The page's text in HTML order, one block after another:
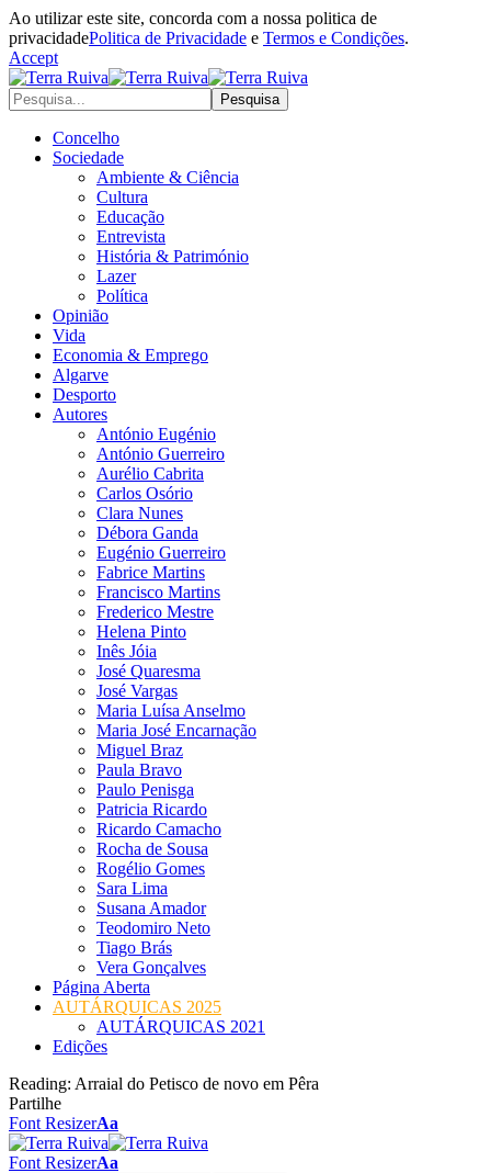
Ao utilizar este site, concorda com a nossa politica de
privacidadePolitica de Privacidade e Termos e Condições.
Accept
Concelho
Sociedade
Ambiente & Ciência
Cultura
Educação
Entrevista
História & Património
Lazer
Política
Opinião
Vida
Economia & Emprego
Algarve
Desporto
Autores
António Eugénio
António Guerreiro
Aurélio Cabrita
Carlos Osório
Clara Nunes
Débora Ganda
Eugénio Guerreiro
Fabrice Martins
Francisco Martins
Frederico Mestre
Helena Pinto
Inês Jóia
José Quaresma
José Vargas
Maria Luísa Anselmo
Maria José Encarnação
Miguel Braz
Paula Bravo
Paulo Penisga
Patricia Ricardo
Ricardo Camacho
Rocha de Sousa
Rogélio Gomes
Sara Lima
Susana Amador
Teodomiro Neto
Tiago Brás
Vera Gonçalves
Página Aberta
AUTÁRQUICAS 2025
AUTÁRQUICAS 2021
Edições
Reading: Arraial do Petisco de novo em Pêra
Partilhe
Font ResizerAa
Font ResizerAa